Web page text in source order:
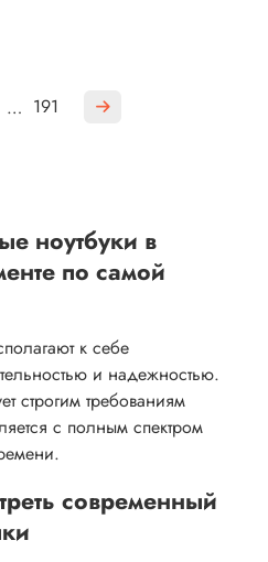
… 191
ноутбуки в
по самой
к себе
и надежностью.
строгим требованиям
с полным спектром
современный